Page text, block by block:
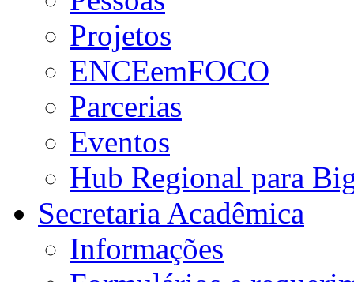
Projetos
ENCEemFOCO
Parcerias
Eventos
Hub Regional para
Secretaria Acadêmica
Informações